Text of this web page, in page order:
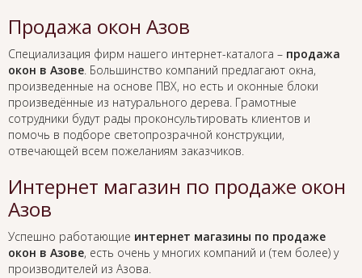
Продажа окон Азов
Специализация фирм нашего интернет-каталога – продажа
окон в Азове. Большинство компаний предлагают окна,
произведенные на основе ПВХ, но есть и оконные блоки
произведённые из натурального дерева. Грамотные
сотрудники будут рады проконсультировать клиентов и
помочь в подборе светопрозрачной конструкции,
отвечающей всем пожеланиям заказчиков.
Интернет магазин по продаже окон
Азов
Успешно работающие интернет магазины по продаже
окон в Азове, есть очень у многих компаний и (тем более) у
производителей из Азова.